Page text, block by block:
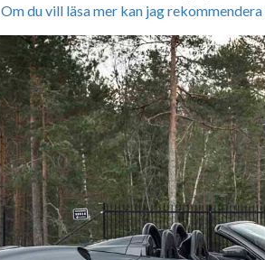
Om du vill läsa mer kan jag